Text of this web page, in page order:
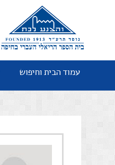
עמוד הבית וחיפוש